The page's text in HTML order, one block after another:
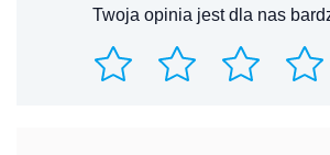
Twoja opinia jest dla nas